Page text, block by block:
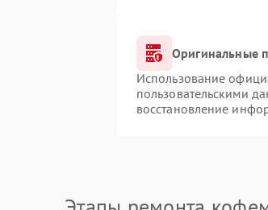
Оригинальные
Использование
пользовательскими
восстановление